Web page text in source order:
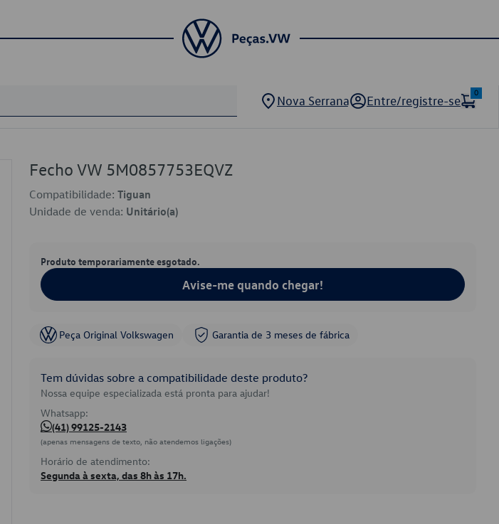
Nova Serrana Entre/registre-se
0
Fecho VW 5M0857753EQVZ
Compatibilidade: Tiguan
Unidade de venda: Unitário(a)
Produto temporariamente esgotado.
Avise-me quando chegar!
Peça Original Volkswagen Garantia de 3 meses de fábrica
Tem dúvidas sobre a compatibilidade deste produto?
Nossa equipe especializada está pronta para ajudar!
Whatsapp:
(41) 99125-2143
(apenas mensagens de texto, não atendemos ligações)
Horário de atendimento:
Segunda à sexta, das 8h às 17h.